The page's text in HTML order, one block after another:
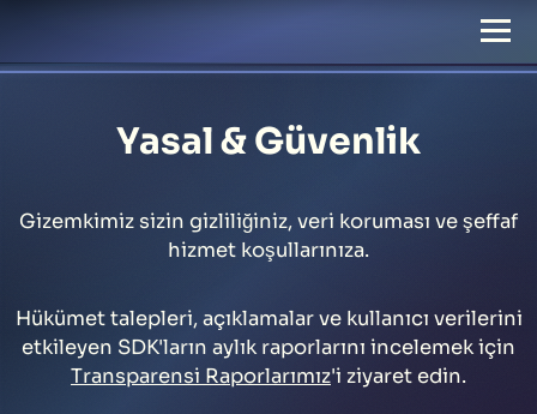
Yasal & Güvenlik
Gizemkimiz sizin gizliliğiniz, veri koruması ve şeffaf
hizmet koşullarınıza.
Hükümet talepleri, açıklamalar ve kullanıcı verilerini
etkileyen SDK'ların aylık raporlarını incelemek için
Transparensi Raporlarımız'i ziyaret edin.